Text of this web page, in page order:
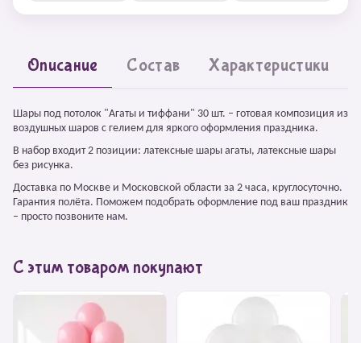
Описание Состав Характеристики
Шары под потолок "Агаты и тиффани" 30 шт. – готовая композиция из
воздушных шаров с гелием для яркого оформления праздника.
В набор входит 2 позиции: латексные шары агаты, латексные шары
без рисунка.
Доставка по Москве и Московской области за 2 часа, круглосуточно.
Гарантия полёта. Поможем подобрать оформление под ваш праздник
– просто позвоните нам.
С этим товаром покупают